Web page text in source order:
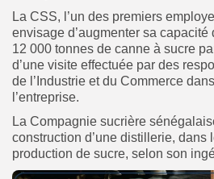
La CSS, l’un des premiers
envisage d’augmenter sa capacité
12 000 tonnes de canne à sucre
d’une visite effectuée par des
de l’Industrie et du Commerce
l’entreprise.
La Compagnie sucrière
construction d’une distillerie, dans
production de sucre, selon son